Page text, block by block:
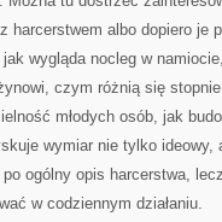
harcerstwem albo dopiero je
wygląda nocleg w
czym różnią się
młodych osób, jak
wymiar nie tylko ideowy,
ogólny opis harcerstwa,
w codziennym działaniu.